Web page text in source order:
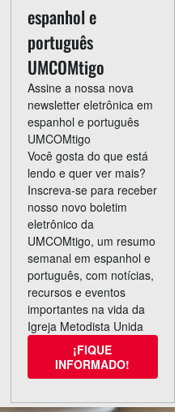
espanhol e
português
UMCOMtigo
Assine a nossa nova
newsletter eletrônica em
espanhol e português
UMCOMtigo
Você gosta do que está
lendo e quer ver mais?
Inscreva-se para receber
nosso novo boletim
eletrônico da
UMCOMtigo, um resumo
semanal em espanhol e
português, com notícias,
recursos e eventos
importantes na vida da
Igreja Metodista Unida
¡FIQUE
INFORMADO!